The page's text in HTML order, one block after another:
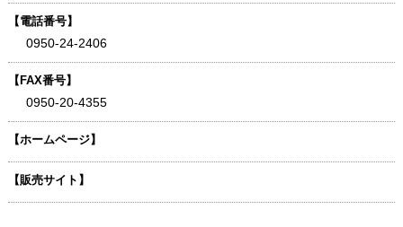
【電話番号】
0950-24-2406
【FAX番号】
0950-20-4355
【ホームページ】
【販売サイト】